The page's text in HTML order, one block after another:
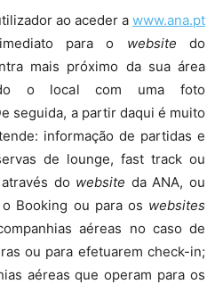
ao aceder a www.ana.pt
para o website do
mais próximo da sua área
o local com uma foto
seguida, a partir daqui é muito
informação de partidas e
de lounge, fast track ou
do website da ANA, ou
Booking ou para os websites
aéreas no caso de
ou para efetuarem check-in;
aéreas que operam para os